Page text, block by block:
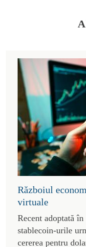
Războiul
virtuale
Recent adoptată
stablecoin-urile
cererea pentru